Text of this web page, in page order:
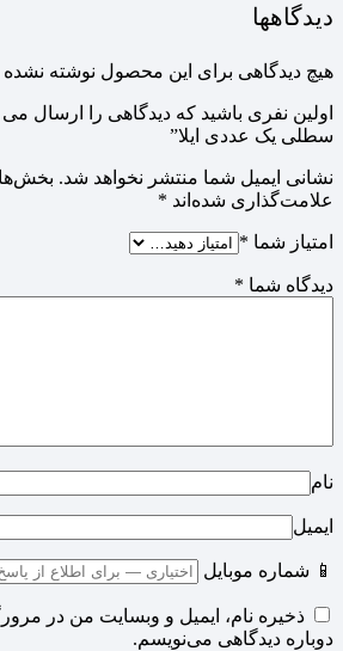
دیدگاهها
هیچ دیدگاهی برای این محصول نوشته
اولین نفری باشید که دیدگاهی را ارسال
سطلی یک عددی ایلا”
نشانی ایمیل شما منتشر نخواهد شد.
علامت‌گذاری شده‌اند *
امتیاز شما *
دیدگاه شما *
نام
ایمیل
📱 شماره موبایل
ذخیره نام، ایمیل و وبسایت من در
دوباره دیدگاهی می‌نویسم.